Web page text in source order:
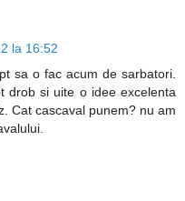
la 16:52
sa o fac acum de sarbatori.
drob si uite o idee excelenta
Cat cascaval punem? nu am